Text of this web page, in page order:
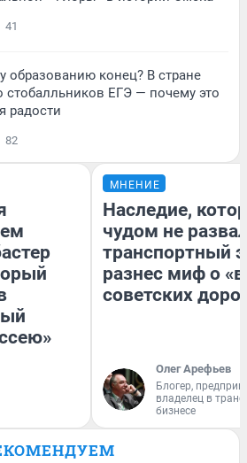
41
образованию конец? В стране
стобалльников ЕГЭ — почему это
радости
82
МНЕНИЕ
Наследие,
чудом не
транспортный
разнес миф о
советских
Олег Арефьев
Блогер,
владелец в
бизнесе